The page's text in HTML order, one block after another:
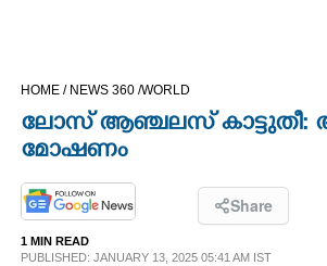
CINEMA
OPINION
PHOTOS
HOME / NEWS 360 /WORLD
ലോസ് ആഞ്ചലസ് കാട്ടുതീ:
മോഷണം
Share
1 MIN READ
PUBLISHED: JANUARY 13, 2025 05:41 AM IST